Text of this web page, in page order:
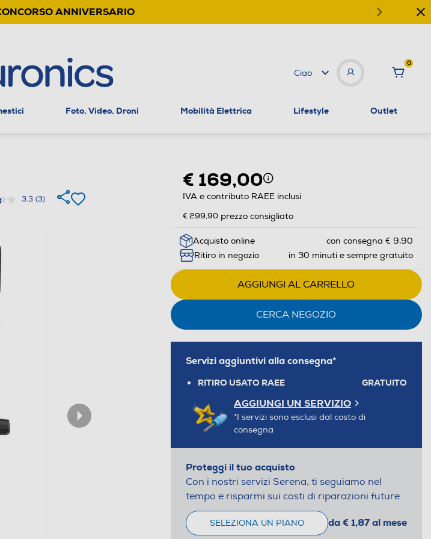
ANNIVERSARIO
Ciao
0
Foto, Video, Droni Mobilità Elettrica Lifestyle Outlet
3.3 (3)
€ 169,00
IVA e contributo RAEE inclusi
€ 299,90 prezzo consigliato
Acquisto online
con consegna € 9,90
Ritiro in negozio
in 30 minuti e sempre gratuito
AGGIUNGI AL CARRELLO
CERCA NEGOZIO
Servizi aggiuntivi alla consegna*
RITIRO USATO RAEE GRATUITO
AGGIUNGI UN SERVIZIO
*I servizi sono esclusi dal costo di
consegna
Proteggi il tuo acquisto
Con i nostri servizi Serena, ti seguiamo nel
tempo e risparmi sui costi di riparazioni future.
SELEZIONA UN PIANO da € 1,87 al mese